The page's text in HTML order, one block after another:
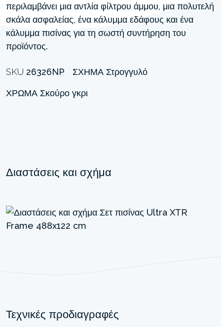
περιλαμβάνει μια αντλία φίλτρου άμμου, μια πολυτελή
σκάλα ασφαλείας, ένα κάλυμμα εδάφους και ένα
κάλυμμα πισίνας για τη σωστή συντήρηση του
προϊόντος.
SKU 26326NP ΣΧΉΜΑ Στρογγυλό
ΧΡΏΜΑ Σκούρο γκρι
Διαστάσεις και σχήμα
Τεχνικές προδιαγραφές